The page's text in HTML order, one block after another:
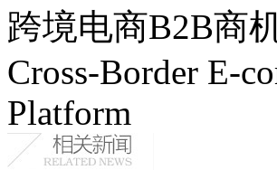
跨境电商B2B商
Cross-Border E-
Platform